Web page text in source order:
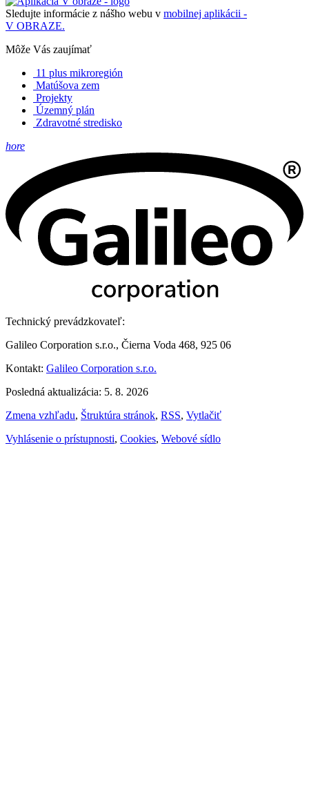
Sledujte informácie z nášho webu v mobilnej aplikácii -
V OBRAZE.
Môže Vás zaujímať
11 plus mikroregión
Matúšova zem
Projekty
Územný plán
Zdravotné stredisko
hore
Technický prevádzkovateľ:
Galileo Corporation s.r.o., Čierna Voda 468, 925 06
Kontakt: Galileo Corporation s.r.o.
Posledná aktualizácia: 5. 8. 2026
Zmena vzhľadu, Štruktúra stránok, RSS, Vytlačiť
Vyhlásenie o prístupnosti, Cookies, Webové sídlo